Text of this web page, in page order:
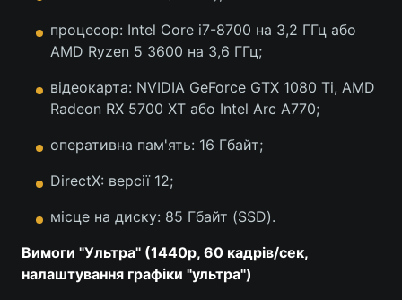
процесор: Intel Core i7-8700 на 3,2 ГГц або
AMD Ryzen 5 3600 на 3,6 ГГц;
відеокарта: NVIDIA GeForce GTX 1080 Ti, AMD
Radeon RX 5700 XT або Intel Arc A770;
оперативна пам'ять: 16 Гбайт;
DirectX: версії 12;
місце на диску: 85 Гбайт (SSD).
Вимоги "Ультра" (1440p, 60 кадрів/сек,
налаштування графіки "ультра")